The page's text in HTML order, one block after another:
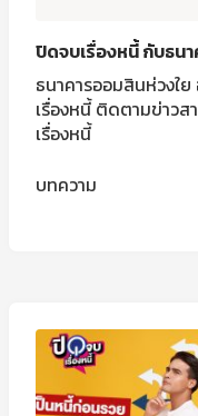
ปิดจบเรื่องหนี้ กับธน
ธนาคารออมสินห่วงใ
เรื่องหนี้ ติดตามข่าว
เรื่องหนี้
บทความ